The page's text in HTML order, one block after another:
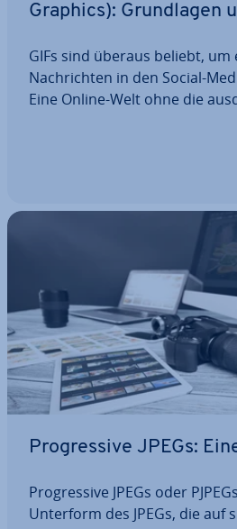
Graphics): Grund­la­gen
GIFs sind überaus beliebt,
Nach­rich­ten in den Social-
Eine Online-Welt ohne die
Pro­gres­si­ve JPEGs:
Pro­gres­si­ve JPEGs oder
Unterform des JPEGs, die auf